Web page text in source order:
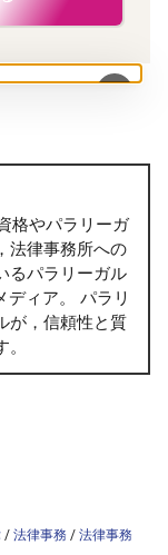
×
格やパラリーガ
法律事務所への
るパラリーガル
ディア。 パラリ
が，信頼性と質
/ 法律事務 / 法律事務